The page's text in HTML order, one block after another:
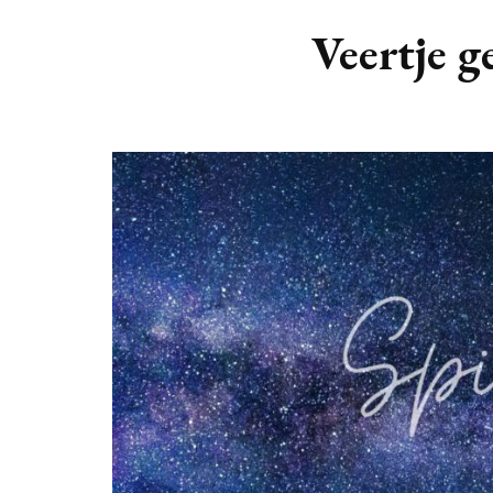
ASTROLOGIE KALENDER
Veertje